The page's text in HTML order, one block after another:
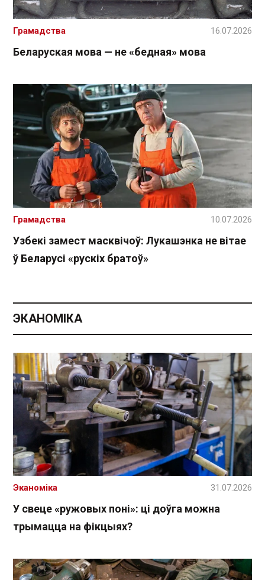
Беларуская мова — не «бедная» мова
Грамадства 16.07.2026
Узбекі замест масквічоў: Лукашэнка не вітае
ў Беларусі «рускіх братоў»
Грамадства 10.07.2026
ЭКАНОМІКА
У свеце «ружовых поні»: ці доўга можна
трымацца на фікцыях?
Эканоміка 31.07.2026